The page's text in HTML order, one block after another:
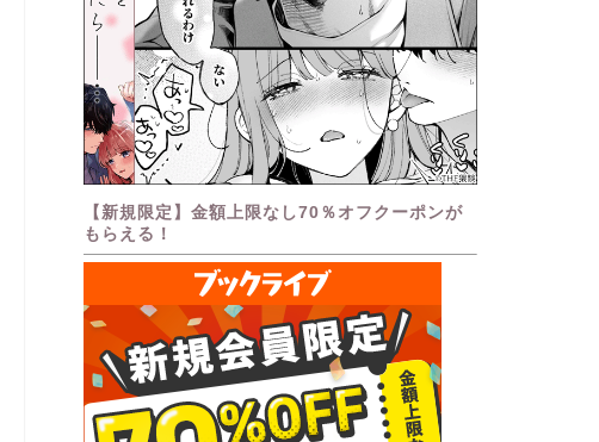
【新規限定】金額上限なし70％オフクーポンが
もらえる！